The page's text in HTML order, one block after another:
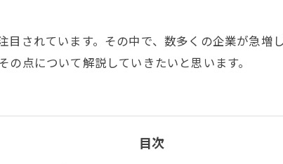
目されています。その中で、数多くの企業が急
点について解説していきたいと思います。
目次